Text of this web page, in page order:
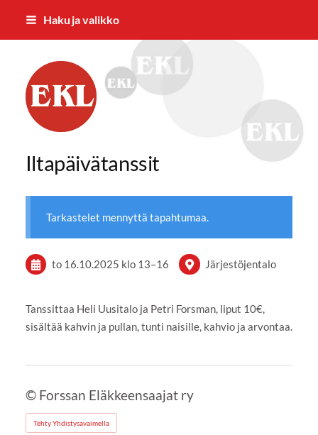
Siirry
Haku ja valikko
Forssan Eläkkeensaajat ry
Iltapäivätanssit
Tarkastelet mennyttä tapahtumaa.
to 16.10.2025 klo 13–16 Järjestöjentalo
Tanssittaa Heli Uusitalo ja Petri Forsman, liput 10€,
sisältää kahvin ja pullan, tunti naisille, kahvio ja arvontaa.
© Forssan Eläkkeensaajat ry
Tehty Yhdistysavaimella